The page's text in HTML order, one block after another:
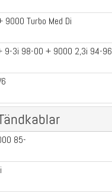
Turbo Med Di
3i 98-00 + 9000 2,3i 94-96
85-